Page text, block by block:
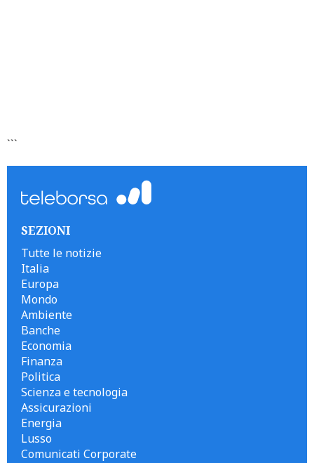
```
SEZIONI
Tutte le notizie
Italia
Europa
Mondo
Ambiente
Banche
Economia
Finanza
Politica
Scienza e tecnologia
Assicurazioni
Energia
Lusso
Comunicati Corporate